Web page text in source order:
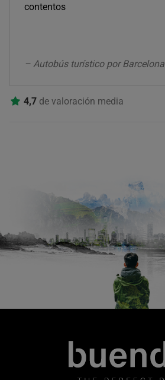
contentos
– Autobús turístico por Barcelona
4,7 de valoración media